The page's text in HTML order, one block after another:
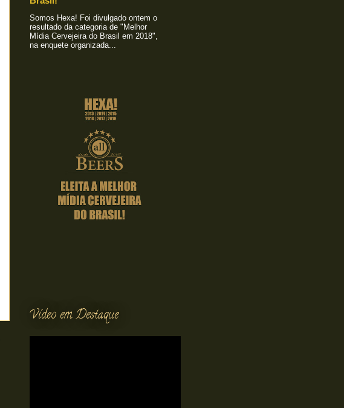
Somos Hexa! Foi divulgado ontem o
resultado da categoria de "Melhor
Mídia Cervejeira do Brasil em 2018",
na enquete organizada...
Vídeo em Destaque